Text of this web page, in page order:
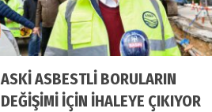
ASKİ ASBESTLİ BORULARIN
DEĞİŞİMİ İÇİN İHALEYE ÇIKIYOR